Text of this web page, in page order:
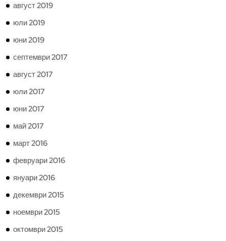
август 2019
юли 2019
юни 2019
септември 2017
август 2017
юли 2017
юни 2017
май 2017
март 2016
февруари 2016
януари 2016
декември 2015
ноември 2015
октомври 2015